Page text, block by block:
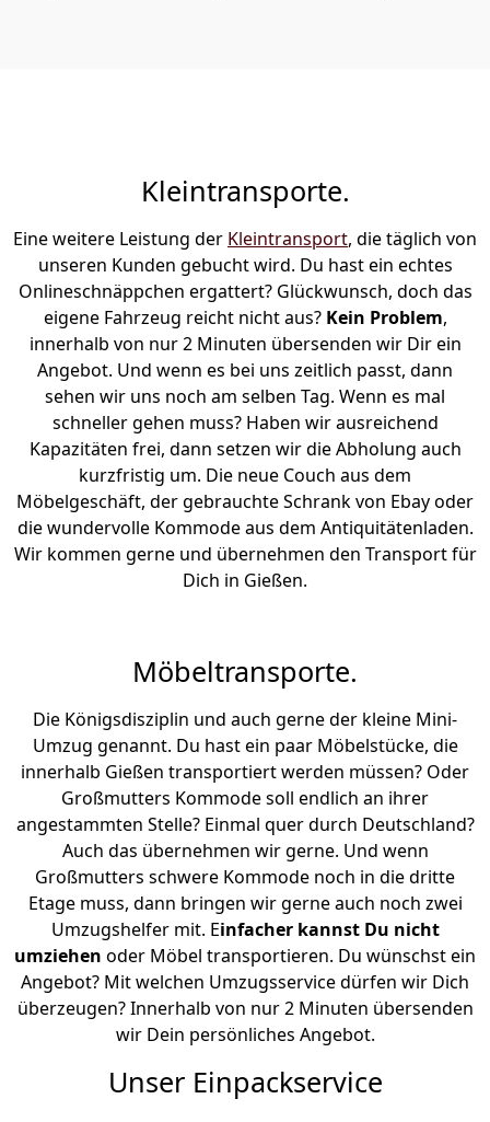
Kleintransporte.
Eine weitere Leistung der Kleintransport, die täglich von
unseren Kunden gebucht wird. Du hast ein echtes
Onlineschnäppchen ergattert? Glückwunsch, doch das
eigene Fahrzeug reicht nicht aus? Kein Problem,
innerhalb von nur 2 Minuten übersenden wir Dir ein
Angebot. Und wenn es bei uns zeitlich passt, dann
sehen wir uns noch am selben Tag. Wenn es mal
schneller gehen muss? Haben wir ausreichend
Kapazitäten frei, dann setzen wir die Abholung auch
kurzfristig um. Die neue Couch aus dem
Möbelgeschäft, der gebrauchte Schrank von Ebay oder
die wundervolle Kommode aus dem Antiquitätenladen.
Wir kommen gerne und übernehmen den Transport für
Dich in Gießen.
Möbeltransporte.
Die Königsdisziplin und auch gerne der kleine Mini-
Umzug genannt. Du hast ein paar Möbelstücke, die
innerhalb Gießen transportiert werden müssen? Oder
Großmutters Kommode soll endlich an ihrer
angestammten Stelle? Einmal quer durch Deutschland?
Auch das übernehmen wir gerne. Und wenn
Großmutters schwere Kommode noch in die dritte
Etage muss, dann bringen wir gerne auch noch zwei
Umzugshelfer mit. Einfacher kannst Du nicht
umziehen oder Möbel transportieren. Du wünschst ein
Angebot? Mit welchen Umzugsservice dürfen wir Dich
überzeugen? Innerhalb von nur 2 Minuten übersenden
wir Dein persönliches Angebot.
Unser Einpackservice